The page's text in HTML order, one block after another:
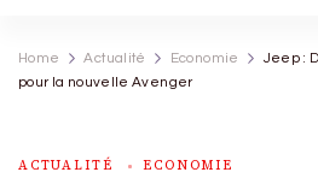
Home Actualité Economie
Jeep :
pour la nouvelle Avenger
ACTUALITÉ
ECONOMIE